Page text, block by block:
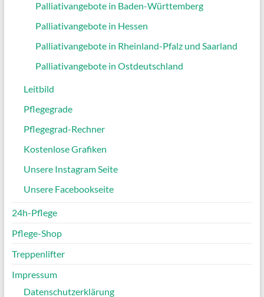
Palliativangebote in Baden-Württemberg
Palliativangebote in Hessen
Palliativangebote in Rheinland-Pfalz und Saarland
Palliativangebote in Ostdeutschland
Leitbild
Pflegegrade
Pflegegrad-Rechner
Kostenlose Grafiken
Unsere Instagram Seite
Unsere Facebookseite
24h-Pflege
Pflege-Shop
Treppenlifter
Impressum
Datenschutzerklärung